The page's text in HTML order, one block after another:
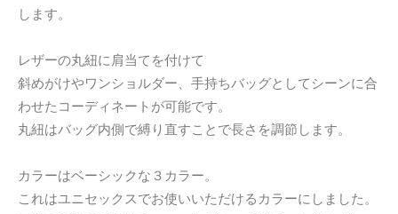
します。
レザーの丸紐に肩当てを付けて
斜めがけやワンショルダー、手持ちバッグとしてシーンに合
わせたコーディネートが可能です。
丸紐はバッグ内側で縛り直すことで長さを調節します。
カラーはベーシックな３カラー。
これはユニセックスでお使いいただけるカラーにしました。